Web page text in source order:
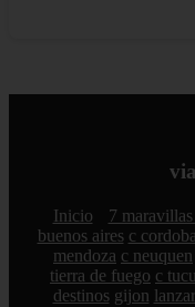
Inicio 7
buenos aires c cordoba
mendoza c neuquen
tierra de fuego c
destinos gijon